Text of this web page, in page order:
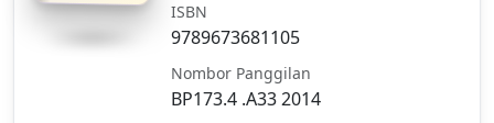
ISBN
9789673681105
Nombor Panggilan
BP173.4 .A33 2014